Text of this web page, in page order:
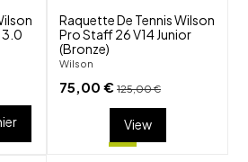
Raquette De Tennis Wilson
Pro Staff 26 V14 Junior
(Bronze)
Wilson
75,00 € 125,00 €
View